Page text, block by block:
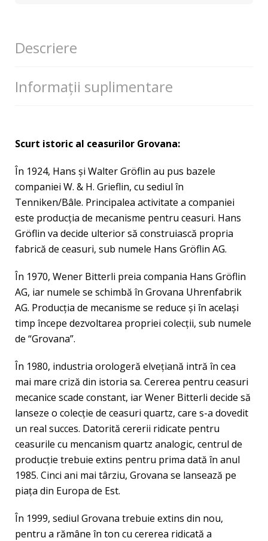
Descriere
Informații suplimentare
Scurt istoric al ceasurilor Grovana:
În 1924, Hans şi Walter Gröflin au pus bazele
companiei W. & H. Grieflin, cu sediul în
Tenniken/Bâle. Principalea activitate a companiei
este producţia de mecanisme pentru ceasuri. Hans
Gröflin va decide ulterior să construiască propria
fabrică de ceasuri, sub numele Hans Gröflin AG.
În 1970, Wener Bitterli preia compania Hans Gröflin
AG, iar numele se schimbă în Grovana Uhrenfabrik
AG. Producţia de mecanisme se reduce şi în acelaşi
timp începe dezvoltarea propriei colecţii, sub numele
de “Grovana”.
În 1980, industria orologeră elveţiană intră în cea
mai mare criză din istoria sa. Cererea pentru ceasuri
mecanice scade constant, iar Wener Bitterli decide să
lanseze o colecţie de ceasuri quartz, care s-a dovedit
un real succes. Datorită cererii ridicate pentru
ceasurile cu mencanism quartz analogic, centrul de
producţie trebuie extins pentru prima dată în anul
1985. Cinci ani mai târziu, Grovana se lansează pe
piaţa din Europa de Est.
În 1999, sediul Grovana trebuie extins din nou,
pentru a rămâne în ton cu cererea ridicată a